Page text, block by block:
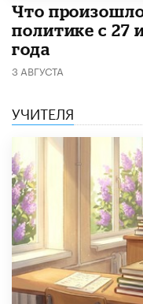
​Что
политике с 27
года
3 АВГУСТА
УЧИТЕЛЯ